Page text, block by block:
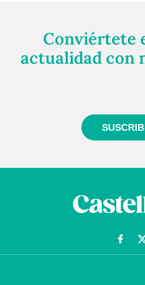
Conviértete
actualidad con